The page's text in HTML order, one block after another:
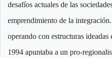
desafíos actuales de las
emprendimiento de la
operando con estructuras
1994 apuntaba a un pro-